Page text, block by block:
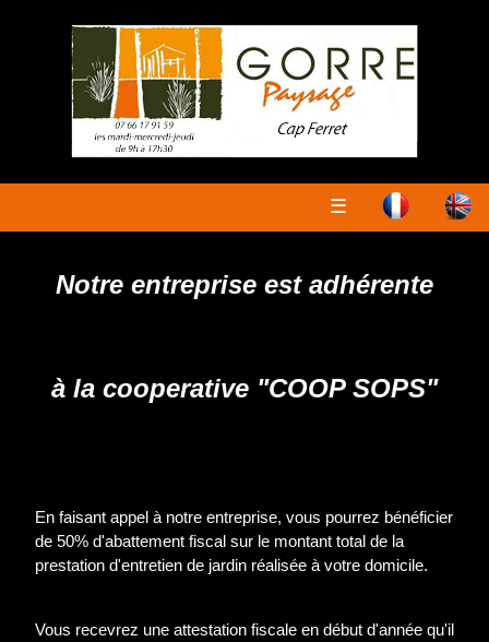
☰
Notre entreprise est adhérente
à la cooperative "COOP SOPS"
En faisant appel à notre entreprise, vous pourrez bénéficier
de 50% d'abattement fiscal sur le montant total de la
prestation d'entretien de jardin réalisée à votre domicile.
Vous recevrez une attestation fiscale en début d'année qu'il